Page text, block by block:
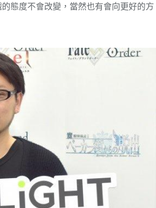
態度不會改變，當然也有會向更好的方